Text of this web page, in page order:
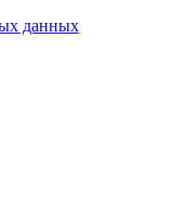
данных